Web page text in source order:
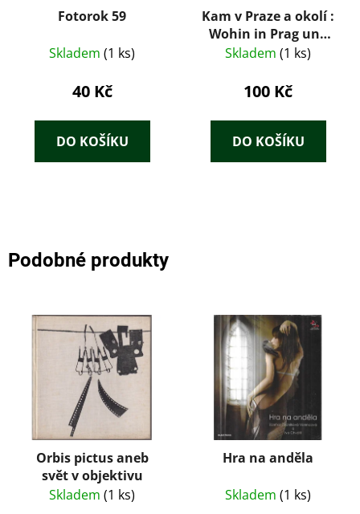
Fotorok 59
Skladem (1 ks)
40 Kč
DO KOŠÍKU
Kam v Praze a okolí :
Wohin in Prag und
Umgebung = Where
Prague = Dove a
vicinanze
Skladem (1 ks)
100 Kč
DO KOŠÍKU
Podobné produkty
Orbis pictus aneb
svět v objektivu
Skladem (1 ks)
Hra na anděla
Skladem (1 ks)